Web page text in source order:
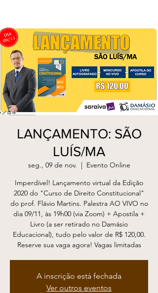
LANÇAMENTO: SÃO
LUÍS/MA
seg., 09 de nov.
  |
Evento Online
Imperdível! Lançamento virtual da Edição
2020 do "Curso de Direito Constitucional"
do prof. Flávio Martins. Palestra AO VIVO no
dia 09/11, às 19h00 (via Zoom) + Apostila +
Livro (a ser retirado no Damásio
Educacional), tudo pelo valor de R$ 120,00.
Reserve sua vaga agora! Vagas limitadas
A inscrição está fechada
Ver outros eventos